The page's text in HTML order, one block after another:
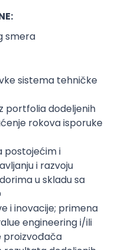
smera
sistema tehničke
portfolia dodeljenih
rokova isporuke
postojećim i
i razvoju
u skladu sa
i inovacije; primena
engineering i/ili